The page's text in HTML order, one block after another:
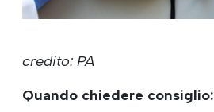
credito: PA
Quando chiedere consiglio: